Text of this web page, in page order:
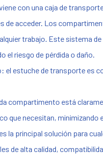
con una caja de
de acceder. Los
trabajo. Este sistema
el riesgo de pérdida o daño.
el estuche de transporte es
compartimento está
que necesitan,
la principal solución para
de alta calidad,